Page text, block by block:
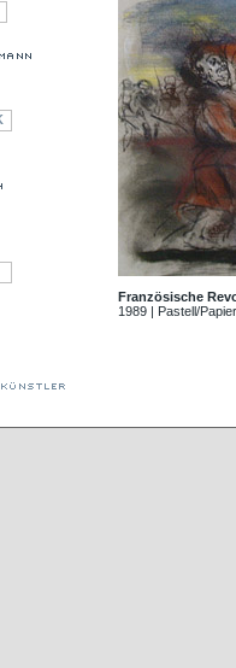
Französische
1989 | Pastell/